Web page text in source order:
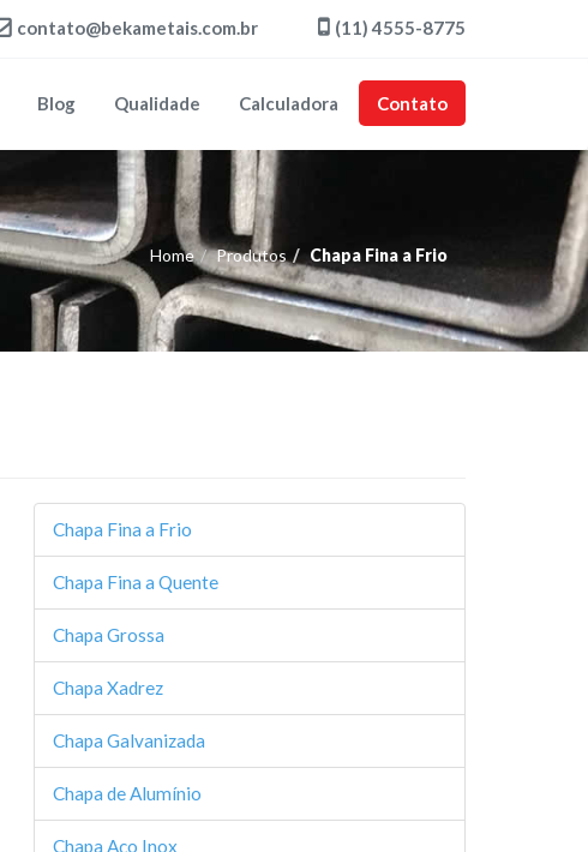
contato@bekametais.com.br (11) 4555-8775
Blog Qualidade Calculadora Contato
Home Produtos Chapa Fina a Frio
Chapa Fina a Frio
Chapa Fina a Quente
Chapa Grossa
Chapa Xadrez
Chapa Galvanizada
Chapa de Alumínio
Chapa Aço Inox